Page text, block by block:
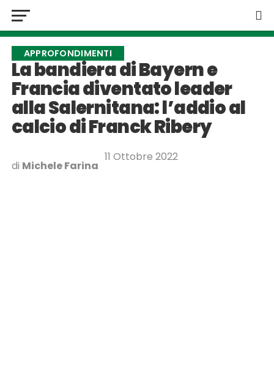
APPROFONDIMENTI
La bandiera di Bayern e
Francia diventato leader
alla Salernitana: l’addio al
calcio di Franck Ribery
di Michele Farina
11 Ottobre 2022